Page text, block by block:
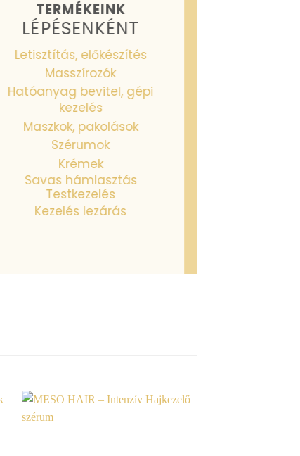
TERMÉKEINK
LÉPÉSENKÉNT
Letisztítás, előkészítés
Masszírozók
Hatóanyag bevitel, gépi
kezelés
Maszkok, pakolások
Szérumok
Krémek
Savas hámlasztás
Testkezelés
Kezelés lezárás